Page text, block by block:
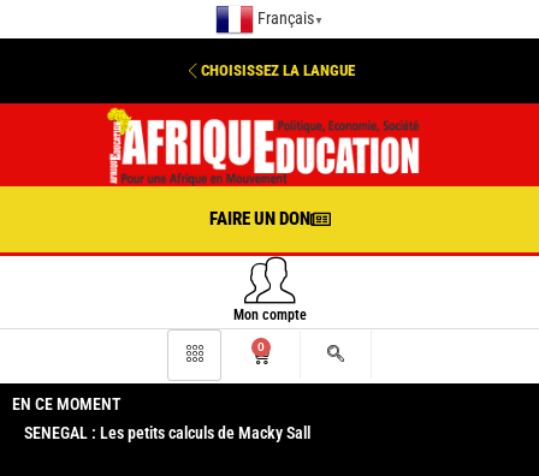
Français ▼
CHOISISSEZ LA LANGUE
FAIRE UN DON
Mon compte
0
EN CE MOMENT
SENEGAL : Les petits calculs de Macky Sall